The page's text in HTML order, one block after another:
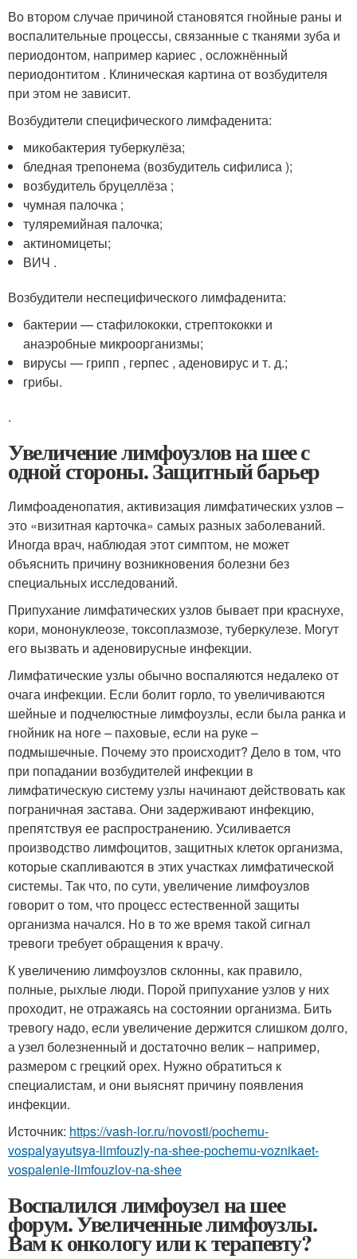
Во втором случае причиной становятся гнойные раны и
воспалительные процессы, связанные с тканями зуба и
периодонтом, например кариес , осложнённый
периодонтитом . Клиническая картина от возбудителя
при этом не зависит.
Возбудители специфического лимфаденита:
микобактерия туберкулёза;
бледная трепонема (возбудитель сифилиса );
возбудитель бруцеллёза ;
чумная палочка ;
туляремийная палочка;
актиномицеты;
ВИЧ .
Возбудители неспецифического лимфаденита:
бактерии — стафилококки, стрептококки и
анаэробные микроорганизмы;
вирусы — грипп , герпес , аденовирус и т. д.;
грибы.
.
Увеличение лимфоузлов на шее с
одной стороны. Защитный барьер
Лимфоаденопатия, активизация лимфатических узлов –
это «визитная карточка» самых разных заболеваний.
Иногда врач, наблюдая этот симптом, не может
объяснить причину возникновения болезни без
специальных исследований.
Припухание лимфатических узлов бывает при краснухе,
кори, мононуклеозе, токсоплазмозе, туберкулезе. Могут
его вызвать и аденовирусные инфекции.
Лимфатические узлы обычно воспаляются недалеко от
очага инфекции. Если болит горло, то увеличиваются
шейные и подчелюстные лимфоузлы, если была ранка и
гнойник на ноге – паховые, если на руке –
подмышечные. Почему это происходит? Дело в том, что
при попадании возбудителей инфекции в
лимфатическую систему узлы начинают действовать как
пограничная застава. Они задерживают инфекцию,
препятствуя ее распространению. Усиливается
производство лимфоцитов, защитных клеток организма,
которые скапливаются в этих участках лимфатической
системы. Так что, по сути, увеличение лимфоузлов
говорит о том, что процесс естественной защиты
организма начался. Но в то же время такой сигнал
тревоги требует обращения к врачу.
К увеличению лимфоузлов склонны, как правило,
полные, рыхлые люди. Порой припухание узлов у них
проходит, не отражаясь на состоянии организма. Бить
тревогу надо, если увеличение держится слишком долго,
а узел болезненный и достаточно велик – например,
размером с грецкий орех. Нужно обратиться к
специалистам, и они выяснят причину появления
инфекции.
Источник: https://vash-lor.ru/novosti/pochemu-
vospalyayutsya-limfouzly-na-shee-pochemu-voznikaet-
vospalenie-limfouzlov-na-shee
Воспалился лимфоузел на шее
форум. Увеличенные лимфоузлы.
Вам к онкологу или к терапевту?